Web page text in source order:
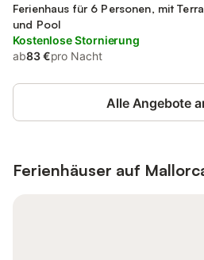
Ferienhaus für 6 Personen, mit
und Pool
Kostenlose Stornierung
ab83 €pro Nacht
Alle Angebote
Ferienhäuser auf